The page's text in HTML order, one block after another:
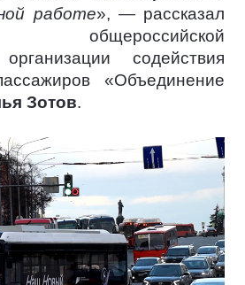
работе», — рассказал
общероссийской
содействия
«Объединение
Зотов.